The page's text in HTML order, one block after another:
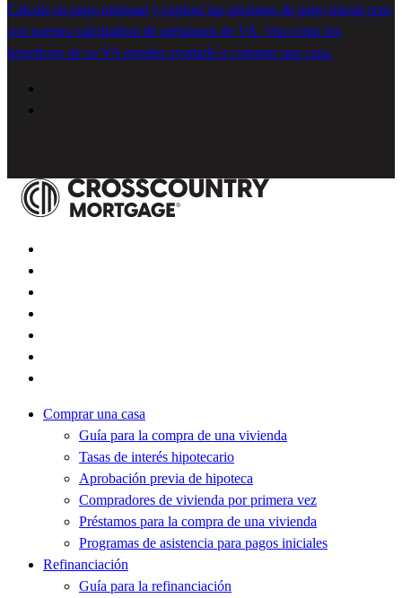
Calcule su pago mensual y explore las opciones de pago inicial cero
con nuestra calculadora de préstamos de VA. Vea cómo los
beneficios de su VA pueden ayudarle a comprar una casa.
Comprar una casa
Guía para la compra de una vivienda
Tasas de interés hipotecario
Aprobación previa de hipoteca
Compradores de vivienda por primera vez
Préstamos para la compra de una vivienda
Programas de asistencia para pagos iniciales
Refinanciación
Guía para la refinanciación